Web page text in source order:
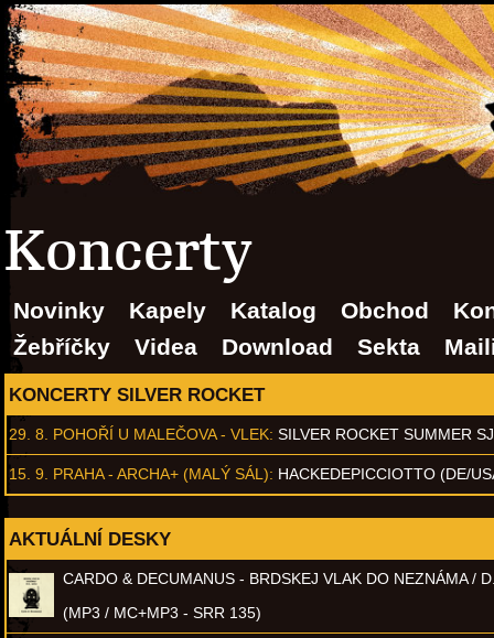
Koncerty
Novinky Kapely Katalog Obchod
Žebříčky
Videa Download Sekta
KONCERTY SILVER ROCKET
29. 8. POHOŘÍ U MALEČOVA - VLEK: SILVER ROCKET SUMMER
15. 9. PRAHA - ARCHA+ (MALÝ SÁL): HACKEDEPICCIOTTO (DE/
AKTUÁLNÍ DESKY
CARDO & DECUMANUS - BRDSKEJ VLAK DO NEZNÁMA /
(MP3 / MC+MP3 - SRR 135)